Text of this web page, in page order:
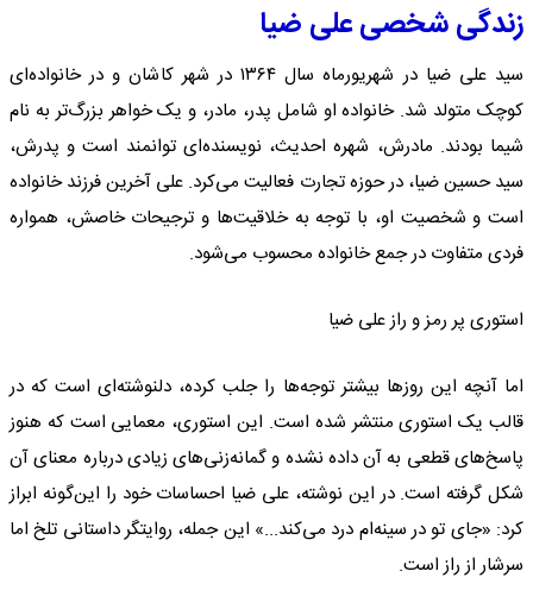
زندگی شخصی علی ضیا
سید علی ضیا در شهریورماه سال ۱۳۶۴ در شهر کاشان و در خانواده‌ای
کوچک متولد شد. خانواده او شامل پدر، مادر، و یک خواهر بزرگ‌تر به نام
شیما بودند. مادرش، شهره احدیث، نویسنده‌ای توانمند است و پدرش،
سید حسین ضیا، در حوزه تجارت فعالیت می‌کرد. علی آخرین فرزند خانواده
است و شخصیت او، با توجه به خلاقیت‌ها و ترجیحات خاصش، همواره
فردی متفاوت در جمع خانواده محسوب می‌شود.
استوری پر رمز و راز علی ضیا
اما آنچه این روزها بیشتر توجه‌ها را جلب کرده، دلنوشته‌ای است که در
قالب یک استوری منتشر شده است. این استوری، معمایی است که هنوز
پاسخ‌های قطعی به آن داده نشده و گمانه‌زنی‌های زیادی درباره معنای آن
شکل گرفته است. در این نوشته، علی ضیا احساسات خود را این‌گونه ابراز
کرد: «جای تو در سینه‌ام درد می‌کند...» این جمله، روایتگر داستانی تلخ اما
سرشار از راز است.